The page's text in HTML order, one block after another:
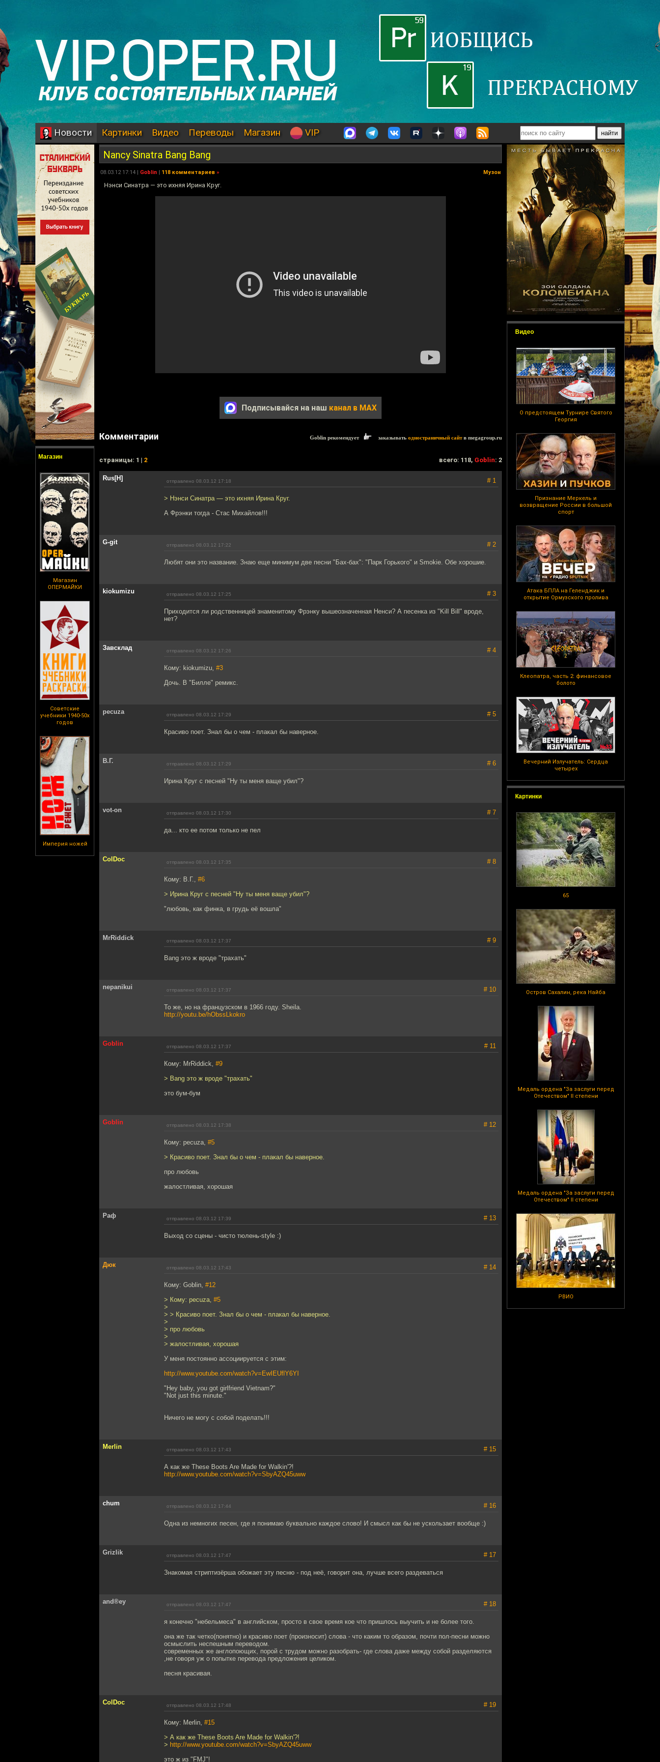
Новости Картинки Видео Переводы Магазин VIP
Магазин
Магазин
ОПЕРМАЙКИ
Советские
учебники 1940-50х
годов
Империя ножей
Видео
О предстоящем Турнире Святого
Георгия
Признание Меркель и
возвращение России в большой
спорт
Атака БПЛА на Геленджик и
открытие Ормузского пролива
Клеопатра, часть 2: финансовое
болото
Вечерний Излучатель: Сердца
четырех
Картинки
65
Остров Сахалин, река Найба
Медаль ордена "За заслуги перед
Отечеством" II степени
Медаль ордена "За заслуги перед
Отечеством" II степени
РВИО
Nancy Sinatra Bang Bang
08.03.12 17:14 | Goblin | 118 комментариев » Музон
Нэнси Синатра — это ихняя Ирина Круг.
Подписывайся на наш канал в MAX
Комментарии Goblin рекомендует заказывать одностраничный сайтв megagroup.ru
cтраницы: 1 | 2 всего: 118, Goblin: 2
Rus[H] отправлено 08.03.12 17:18 # 1
> Нэнси Синатра — это ихняя Ирина Круг.
А Фрэнки тогда - Стас Михайлов!!!
G-git отправлено 08.03.12 17:22 # 2
Любят они это название. Знаю еще минимум две песни "Бах-бах": "Парк Горького" и Smokie. Обе хорошие.
kiokumizu отправлено 08.03.12 17:25 # 3
Приходится ли родственницей знаменитому Фрэнку вышеозначенная Ненси? А песенка из "Kill Bill" вроде,
нет?
Завсклад отправлено 08.03.12 17:26 # 4
Кому: kiokumizu, #3
Дочь. В "Билле" ремикс.
pecuza отправлено 08.03.12 17:29 # 5
Красиво поет. Знал бы о чем - плакал бы наверное.
В.Г. отправлено 08.03.12 17:29 # 6
Ирина Круг с песней "Ну ты меня ваще убил"?
vot-on отправлено 08.03.12 17:30 # 7
да... кто ее потом только не пел
ColDoc отправлено 08.03.12 17:35 # 8
Кому: В.Г., #6
> Ирина Круг с песней "Ну ты меня ваще убил"?
"любовь, как финка, в грудь её вошла"
MrRiddick отправлено 08.03.12 17:37 # 9
Bang это ж вроде "трахать"
nepanikui отправлено 08.03.12 17:37 # 10
То же, но на французском в 1966 году. Sheila.
http://youtu.be/hObssLkokro
Goblin отправлено 08.03.12 17:37 # 11
Кому: MrRiddick, #9
> Bang это ж вроде "трахать"
это бум-бум
Goblin отправлено 08.03.12 17:38 # 12
Кому: pecuza, #5
> Красиво поет. Знал бы о чем - плакал бы наверное.
про любовь
жалостливая, хорошая
Раф отправлено 08.03.12 17:39 # 13
Выход со сцены - чисто тюлень-style :)
Дюк отправлено 08.03.12 17:43 # 14
Кому: Goblin, #12
> Кому: pecuza, #5
>
> > Красиво поет. Знал бы о чем - плакал бы наверное.
>
> про любовь
>
> жалостливая, хорошая
У меня постоянно ассоциируется с этим:
http://www.youtube.com/watch?v=EwIEUflY6YI
"Hey baby, you got girlfriend Vietnam?"
"Not just this minute."
Ничего не могу с собой поделать!!!
Merlin отправлено 08.03.12 17:43 # 15
А как же These Boots Are Made for Walkin'?!
http://www.youtube.com/watch?v=SbyAZQ45uww
chum отправлено 08.03.12 17:44 # 16
Одна из немногих песен, где я понимаю буквально каждое слово! И смысл как бы не ускользает вообще :)
Grizlik отправлено 08.03.12 17:47 # 17
Знакомая стриптизёрша обожает эту песню - под неё, говорит она, лучше всего раздеваться
and®ey отправлено 08.03.12 17:47 # 18
я конечно "небельмеса" в английском, просто в свое время кое что пришлось выучить и не более того.
она же так четко(понятно) и красиво поет (произносит) слова - что каким то образом, почти пол-песни можно
осмыслить неспешным переводом.
современных же англопоющих, порой с трудом можно разобрать- где слова даже между собой разделяются
,не говоря уж о попытке перевода предложения целиком.
песня красивая.
ColDoc отправлено 08.03.12 17:48 # 19
Кому: Merlin, #15
> А как же These Boots Are Made for Walkin'?!
> http://www.youtube.com/watch?v=SbyAZQ45uww
это ж из "FMJ"!